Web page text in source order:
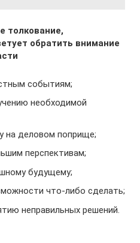
толкование,
обратить внимание
событиям;
необходимой
на деловом поприще;
перспективам;
будущему;
что-либо сделать;
неправильных решений.